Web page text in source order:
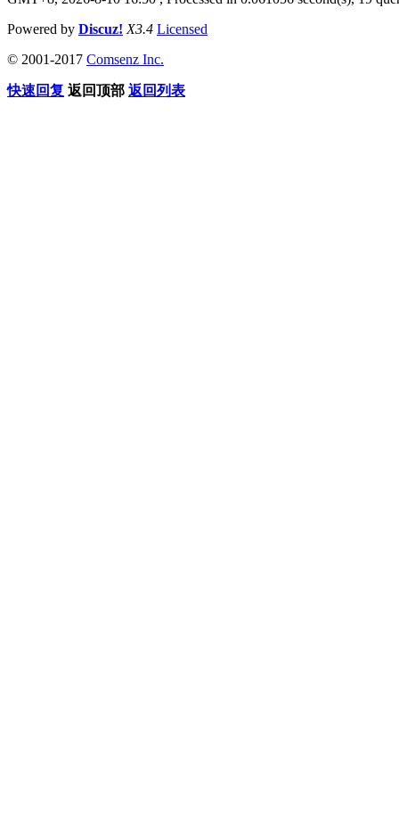
Powered by Discuz! X3.4 Licensed
© 2001-2017 Comsenz Inc.
快速回复 返回顶部 返回列表